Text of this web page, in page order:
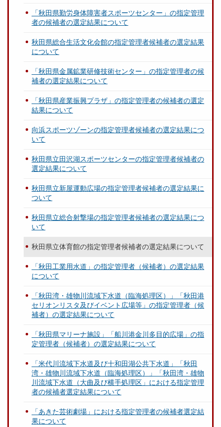
「秋田県勤労身体障害者スポーツセンター」の指定管理
者の候補者の選定結果について
秋田県総合生活文化会館の指定管理者候補者の選定結果
について
「秋田県金属鉱業研修技術センター」の指定管理者の候
補者の選定結果について
「秋田県産業振興プラザ」の指定管理者の候補者の選定
結果について
向浜スポーツゾーンの指定管理者候補者の選定結果につ
いて
秋田県立田沢湖スポーツセンターの指定管理者候補者の
選定結果について
秋田県立新屋運動広場の指定管理者候補者の選定結果に
ついて
秋田県立総合射撃場の指定管理者候補者の選定結果につ
いて
秋田県立体育館の指定管理者候補者の選定結果について
「秋田工業用水道」の指定管理者（候補者）の選定結果
について
「秋田湾・雄物川流域下水道（臨海処理区）」「秋田港
セリオンリスタ及びイベント広場等」の指定管理者（候
補者）の選定結果について
「秋田県マリーナ施設」「船川港金川多目的広場」の指
定管理者（候補者）の選定結果について
「米代川流域下水道及び十和田湖公共下水道」「秋田
湾・雄物川流域下水道（臨海処理区）」「秋田湾・雄物
川流域下水道（大曲及び横手処理区」における指定管理
者の候補者選定結果について
「あきた芸術劇場」における指定管理者の候補者選定結
果について